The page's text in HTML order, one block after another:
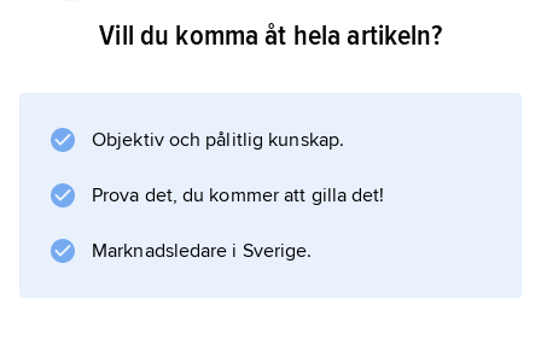
politisk kris. Paris befolkning, tillsammans med
de så kallade
sansculotterna
fängslades 10 augusti och kungen avsattes.
Vill du komma åt hela artikeln?
Objektiv och pålitlig kunskap.
Prova det, du kommer att gilla det!
Marknadsledare i Sverige.